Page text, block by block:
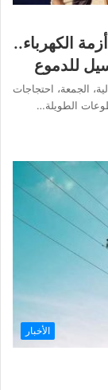
الكهرباء..
للدموع
الجمعة، احتجاجات
الطويلة…
الأخبار